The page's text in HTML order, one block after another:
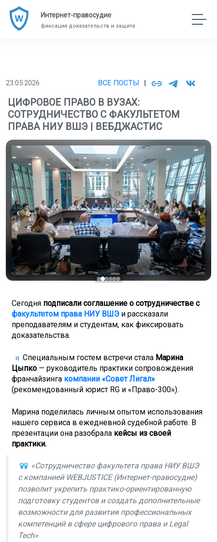
Интернет-правосудие
фиксация доказательств и защита
23.05.2026 ВСЕ ПОСТЫ |
ЦИФРОВОЕ ПРАВО В ВУЗАХ:
СОТРУДНИЧЕСТВО С ФАКУЛЬТЕТОМ
ПРАВА НИУ ВШЭ | ВЕБДЖАСТИС
‹ ›
Сегодня подписали соглашение о сотрудничестве с
факультетом права НИУ ВШЭ и рассказали
преподавателям и студентам, как фиксировать
доказательства.
Специальным гостем встречи стала Марина
Цыпко — руководитель практики сопровождения
франчайзинга компании «Совет Лигал»
(рекомендованный юрист RG и «Право-300»).
Марина поделилась личным опытом использования
нашего сервиса в ежедневной судебной работе. В
презентации она разобрала кейсы из своей
практики.
«Сотрудничество факультета права НИУ ВШЭ
с компанией WEBJUSTICE (Интернет-правосудие)
позволит укрепить практико-ориентированную
подготовку студентов и создать дополнительные
возможности для развития профессиональных
компетенций в сфере цифрового права и Legal
Tech»